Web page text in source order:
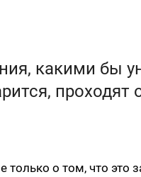
какими бы
проходят
о том, что это